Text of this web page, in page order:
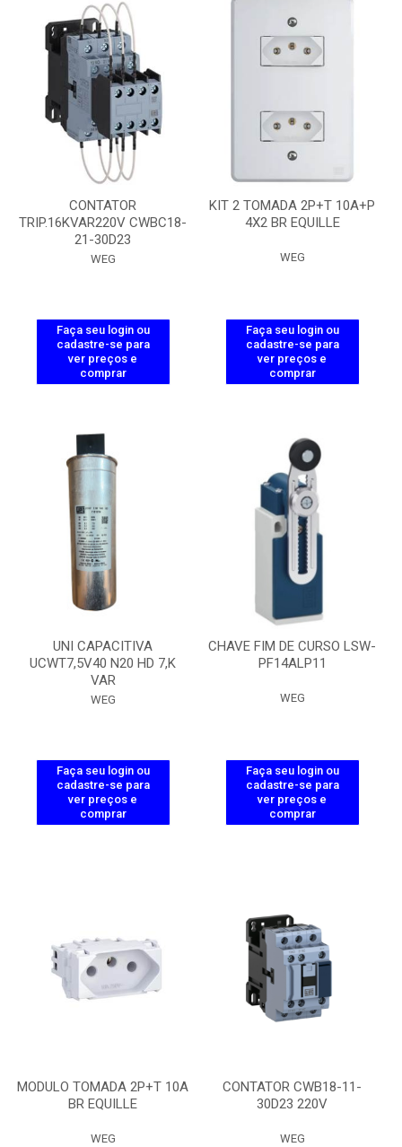
CONTATOR
TRIP.16KVAR220V CWBC18-
21-30D23
WEG
Faça seu login ou
cadastre-se para
ver preços e
comprar
KIT 2 TOMADA 2P+T 10A+P
4X2 BR EQUILLE
WEG
Faça seu login ou
cadastre-se para
ver preços e
comprar
UNI CAPACITIVA
UCWT7,5V40 N20 HD 7,K
VAR
WEG
Faça seu login ou
cadastre-se para
ver preços e
comprar
CHAVE FIM DE CURSO LSW-
PF14ALP11
WEG
Faça seu login ou
cadastre-se para
ver preços e
comprar
MODULO TOMADA 2P+T 10A
BR EQUILLE
WEG
CONTATOR CWB18-11-
30D23 220V
WEG